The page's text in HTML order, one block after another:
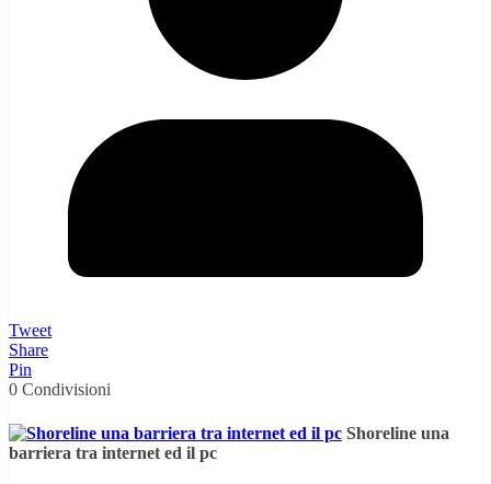
Tweet
Share
Pin
0 Condivisioni
Shoreline una
barriera tra internet ed il pc